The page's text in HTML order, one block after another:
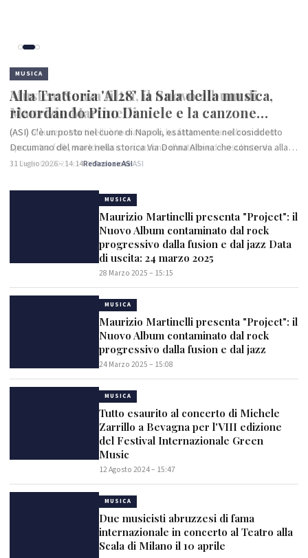
MUSICA
Musica: Senza filtri, il nuovo album di
Maurizio Martinelli
(ASI) Maurizio Martinelli è tornato e lo ha fatto con un album in cui
spazia tra folk, world music e canzone d'autore ed il risultato di
questo viaggio tra le note è “Senza filtri”, un disco che,…
13 Dicembre 2025 – 14:43Redazione ASI
MUSICA
Maurizio Martinelli presenta "Project": il
Nuovo Album contaminato dal rock
progressivo dalla fusion e dal jazz Data
di uscita: 24 marzo 2025
28 Marzo 2025 – 15:15
MUSICA
Maurizio Martinelli presenta "Project": il
Nuovo Album contaminato dal rock
progressivo dalla fusion e dal jazz
24 Marzo 2025 – 15:08
MUSICA
Tutto esaurito al concerto di Michele
Zarrillo a Bevagna per l'VIII edizione
del Festival Internazionale Green
Music
12 Agosto 2024 – 15:47
MUSICA
Due musicisti abruzzesi di fama
internazionale in concerto al Teatro alla
Scala di Milano il 10 aprile